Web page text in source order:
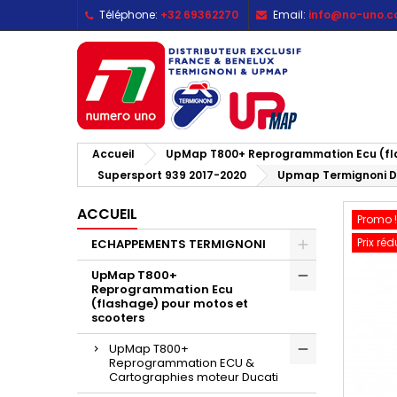
Téléphone: +32 69362270 Email: info@no-
Accueil UpMap T800+ Reprogrammation Ecu
Supersport 939 2017-2020
Upmap Termignoni
ACCUEIL
ECHAPPEMENTS TERMIGNONI
UpMap T800+
Reprogrammation Ecu
(flashage) pour motos et
scooters
UpMap T800+
Reprogrammation ECU &
Cartographies moteur Ducati
Promo !
Prix